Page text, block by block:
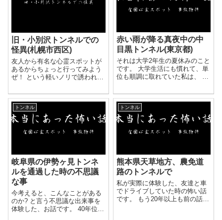
旧・小別沢トンネルでの
怪異(札幌市西区)
友人から有名な心霊スポットが
あるからちょっと行ってみよう
ぜ！ という軽いノリで誘われ、
たときの話です。 入り口には寄
せ集めたかのような廃材や廃木
材が積み上げられ、 今まで見て
来た廃トンネルのよう...
赤い雨が降る真夜中の中
目黒トンネル(東京都)
それは大学2年生の夏休みのこと
です。 大学生活にも慣れて、単
位も順調に取れていた私は、 夏
な友達と一緒に深夜の貯水池
や、古びた神社に行ったりして
いました。 その当時、私には霊
感などは無い、と思っ...
トンネル
岐阜県の伊勢ヶ見トンネ
ルを通過した時の不思議
な事
今考えると、こんなことがある
のか? と言う不思議な出来事を
体験した、お話です。 40年位以
トンネル
熊本県天草地方、農免道
路のトンネルで
私が実際に体験した、友達と車
でドライブしていた時の怖い話
です。 もう20年以上も前の話で